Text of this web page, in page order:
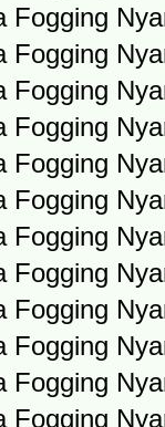
Fogging
Fogging
Fogging
Fogging
Fogging
Fogging
Fogging
Fogging
Fogging
Fogging
Fogging
Fogging